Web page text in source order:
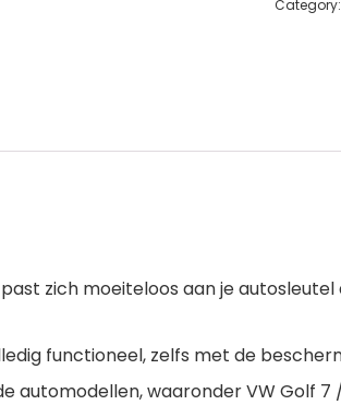
Category:
past zich moeiteloos aan je
functioneel, zelfs met de
automodellen, waaronder VW Golf